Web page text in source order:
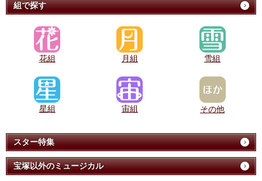
組で探す
花組 月組 雪組
星組 宙組 その他
スター特集
宝塚以外のミュージカル